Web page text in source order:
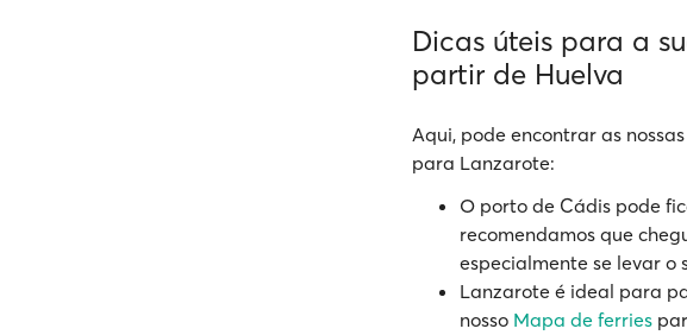
Dicas úteis para a
partir de Huelva
Aqui, pode encontrar as
para Lanzarote:
O porto de Cádis pode
recomendamos que
especialmente se levar o
Lanzarote é ideal para
nosso Mapa de ferries